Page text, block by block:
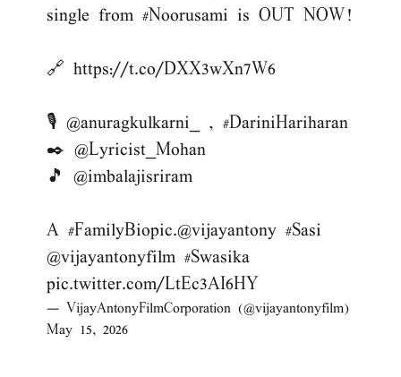
single from #Noorusami is OUT NOW!
🔗 https://t.co/DXX3wXn7W6
🎙️ @anuragkulkarni_ , #DariniHariharan
✒️ @Lyricist_Mohan
🎵 @imbalajisriram
A #FamilyBiopic.@vijayantony #Sasi
@vijayantonyfilm #Swasika
pic.twitter.com/LtEc3AI6HY
— VijayAntonyFilmCorporation (@vijayantonyfilm)
May 15, 2026